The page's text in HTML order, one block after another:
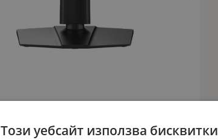
Този уебсайт използва бисквитки